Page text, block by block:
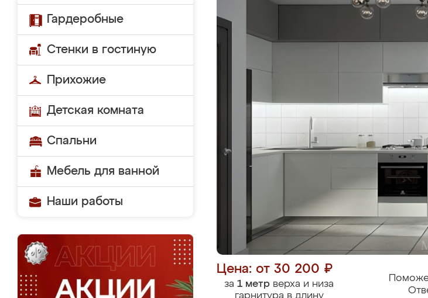
Гардеробные
Стенки в гостиную
Прихожие
Детская комната
Спальни
Мебель для ванной
Наши работы
Цена: от 30 200 ₽
за 1 метр верха и низа
гарнитура в длину